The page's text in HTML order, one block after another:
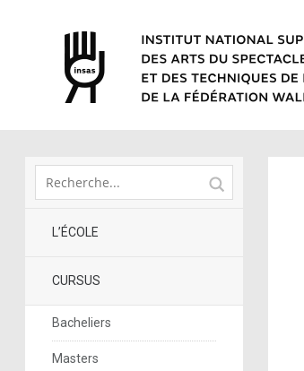
L’ÉCOLE
CURSUS
Bacheliers
Masters